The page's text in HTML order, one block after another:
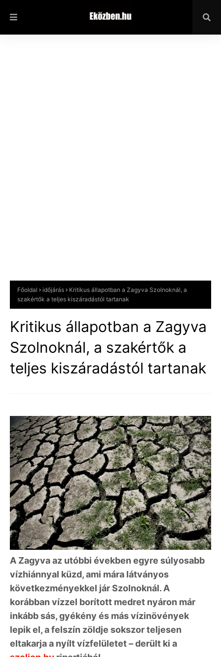
Főoldal időjárás
Kritikus állapotban a Zagyva Szolnoknál, a
szakértők a teljes kiszáradástól tartanak
Kritikus állapotban a Zagyva
Szolnoknál, a szakértők a
teljes kiszáradástól tartanak
A Zagyva az utóbbi években egyre súlyosabb
vízhiánnyal küzd, ami mára látványos
következményekkel jár Szolnoknál. A
korábban vízzel borított medret nyáron már
inkább sás, gyékény és más vízinövények
lepik el, a felszín zöldje sokszor teljesen
eltakarja a nyílt vízfelületet – derült ki a